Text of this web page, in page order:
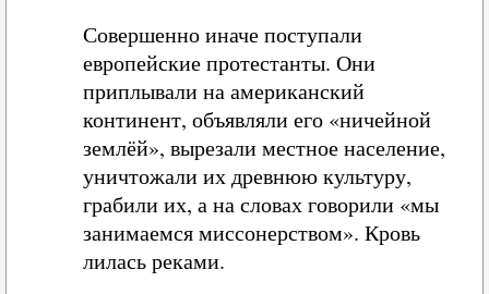
Совершенно иначе поступали
европейские протестанты. Они
приплывали на американский
континент, объявляли его «ничейной
землёй», вырезали местное население,
уничтожали их древнюю культуру,
грабили их, а на словах говорили «мы
занимаемся миссонерством». Кровь
лилась реками.